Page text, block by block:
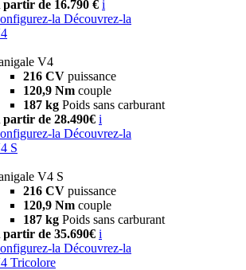
partir de 16.790 € i
la Découvrez-la
V4
216 CV puissance
120,9 Nm couple
187 kg Poids sans carburant
partir de 28.490€ i
la Découvrez-la
S
V4 S
216 CV puissance
120,9 Nm couple
187 kg Poids sans carburant
partir de 35.690€ i
la Découvrez-la
Tricolore